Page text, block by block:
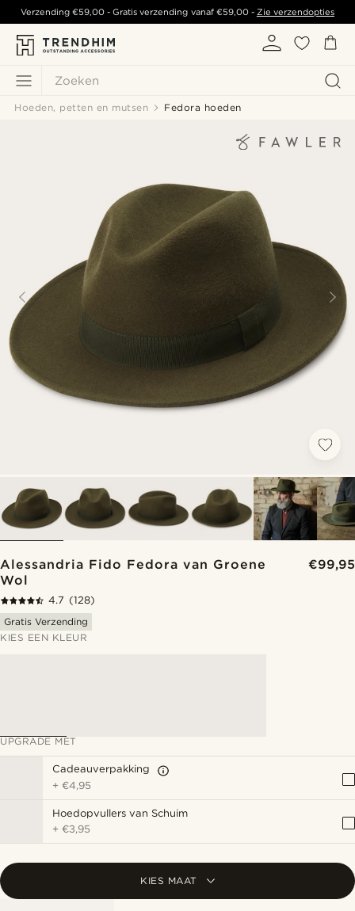
Zoeken
Verzending€59,00 - Gratis verzending vanaf €59,00- Zie verzendopties
Hoeden, petten en mutsen Fedora hoeden
Alessandria Fido Fedora van Groene
Wol
€99,95
4.7 (128)
Gratis Verzending
KIES EEN KLEUR
UPGRADE MET
Cadeauverpakking
+€4,95
Hoedopvullers van Schuim
+€3,95
KIES MAAT